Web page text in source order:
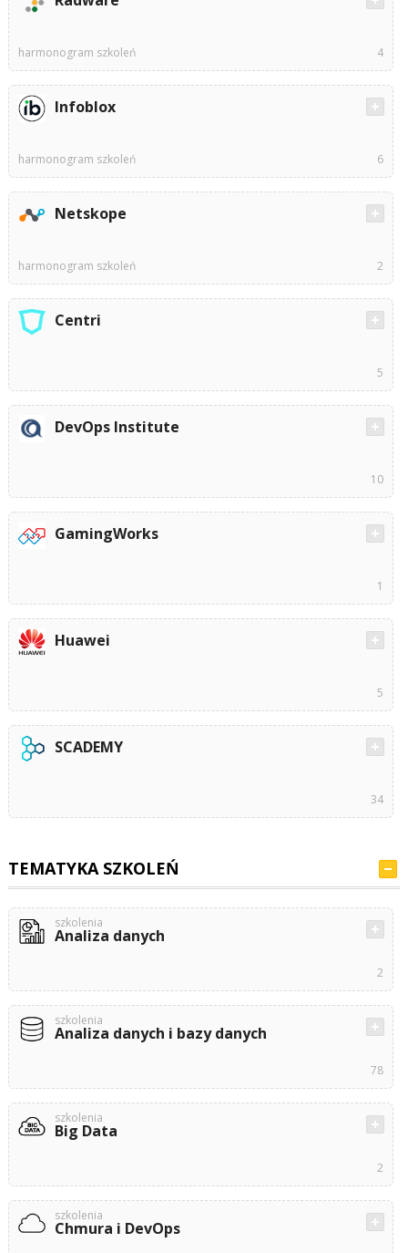
harmonogram szkoleń 4
Infoblox
harmonogram szkoleń 6
Netskope
harmonogram szkoleń 2
Centri
5
DevOps Institute
10
GamingWorks
1
Huawei
5
SCADEMY
34
TEMATYKA SZKOLEŃ
szkolenia
Analiza danych
2
szkolenia
Analiza danych i bazy danych
78
szkolenia
Big Data
2
szkolenia
Chmura i DevOps